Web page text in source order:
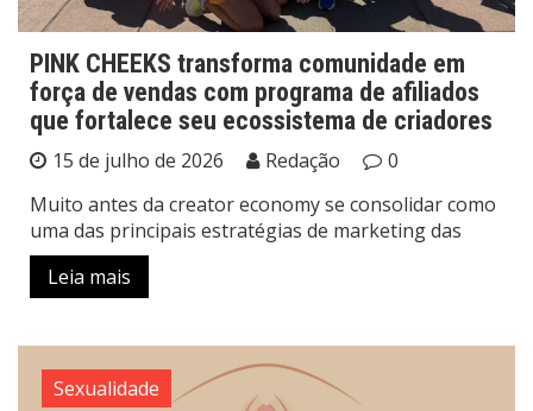
PINK CHEEKS transforma comunidade em
força de vendas com programa de afiliados
que fortalece seu ecossistema de criadores
15 de julho de 2026 Redação
0
Muito antes da creator economy se consolidar como
uma das principais estratégias de marketing das
Leia mais
Sexualidade